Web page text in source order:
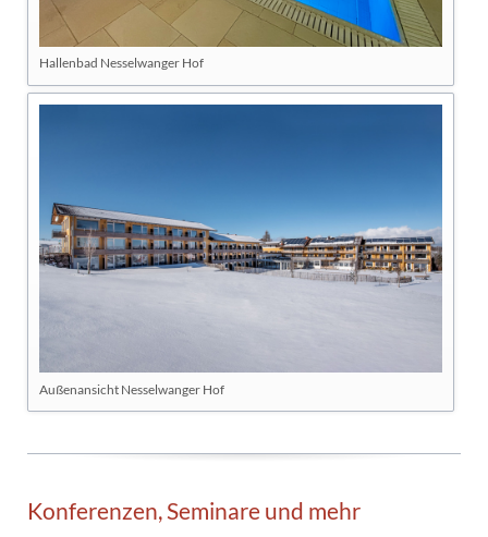
Hallenbad Nesselwanger Hof
Außenansicht Nesselwanger Hof
Konferenzen, Seminare und mehr